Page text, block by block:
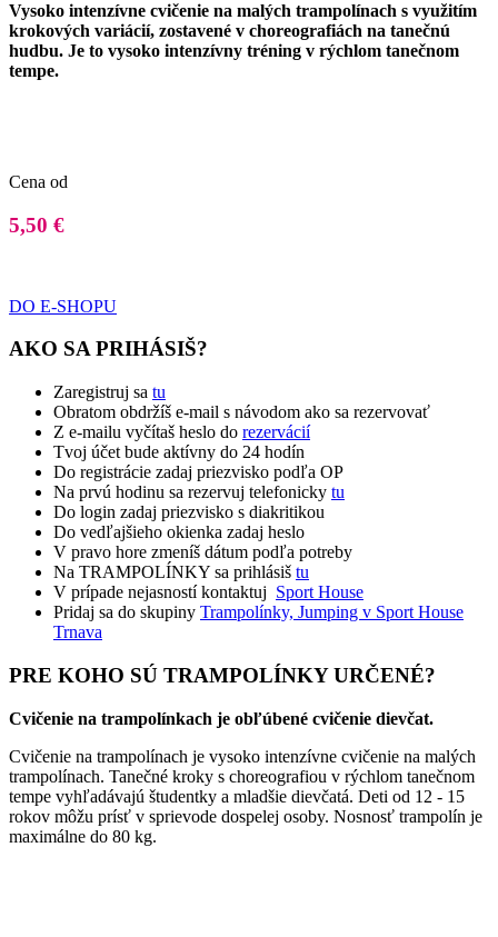
Vysoko intenzívne cvičenie na malých trampolínach s využitím
krokových variácií, zostavené v choreografiách na tanečnú
hudbu. Je to vysoko intenzívny tréning v rýchlom tanečnom
tempe.
Cena od
5,50 €
DO E-SHOPU
AKO SA PRIHÁSIŠ?
Zaregistruj sa tu
Obratom obdržíš e-mail s návodom ako sa rezervovať
Z e-mailu vyčítaš heslo do rezervácií
Tvoj účet bude aktívny do 24 hodín
Do registrácie zadaj priezvisko podľa OP
Na prvú hodinu sa rezervuj telefonicky tu
Do login zadaj priezvisko s diakritikou
Do vedľajšieho okienka zadaj heslo
V pravo hore zmeníš dátum podľa potreby
Na TRAMPOLÍNKY sa prihlásiš tu
V prípade nejasností kontaktuj Sport House
Pridaj sa do skupiny Trampolínky, Jumping v Sport House
Trnava
PRE KOHO SÚ TRAMPOLÍNKY URČENÉ?
Cvičenie na trampolínkach je obľúbené cvičenie dievčat.
Cvičenie na trampolínach je vysoko intenzívne cvičenie na malých
trampolínach. Tanečné kroky s choreografiou v rýchlom tanečnom
tempe vyhľadávajú študentky a mladšie dievčatá. Deti od 12 - 15
rokov môžu prísť v sprievode dospelej osoby. Nosnosť trampolín je
maximálne do 80 kg.